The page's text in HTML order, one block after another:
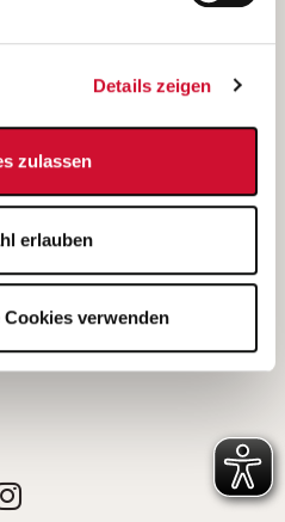
Details zeigen
zulassen
erlauben
verwenden